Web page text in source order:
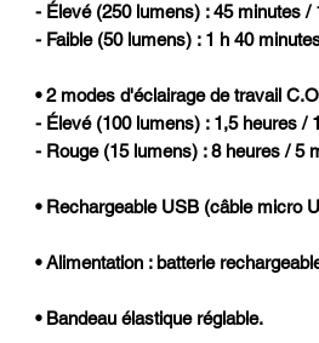
- Élevé (250 lumens) : 45 minutes /
- Faible (50 lumens) : 1 h 40
• 2 modes d'éclairage de travail
- Élevé (100 lumens) : 1,5 heures /
- Rouge (15 lumens) : 8 heures / 5
• Rechargeable USB (câble micro
• Alimentation : batterie
• Bandeau élastique réglable.